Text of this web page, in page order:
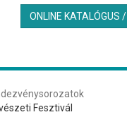
ONLINE KATALÓGUS
Fesztivál